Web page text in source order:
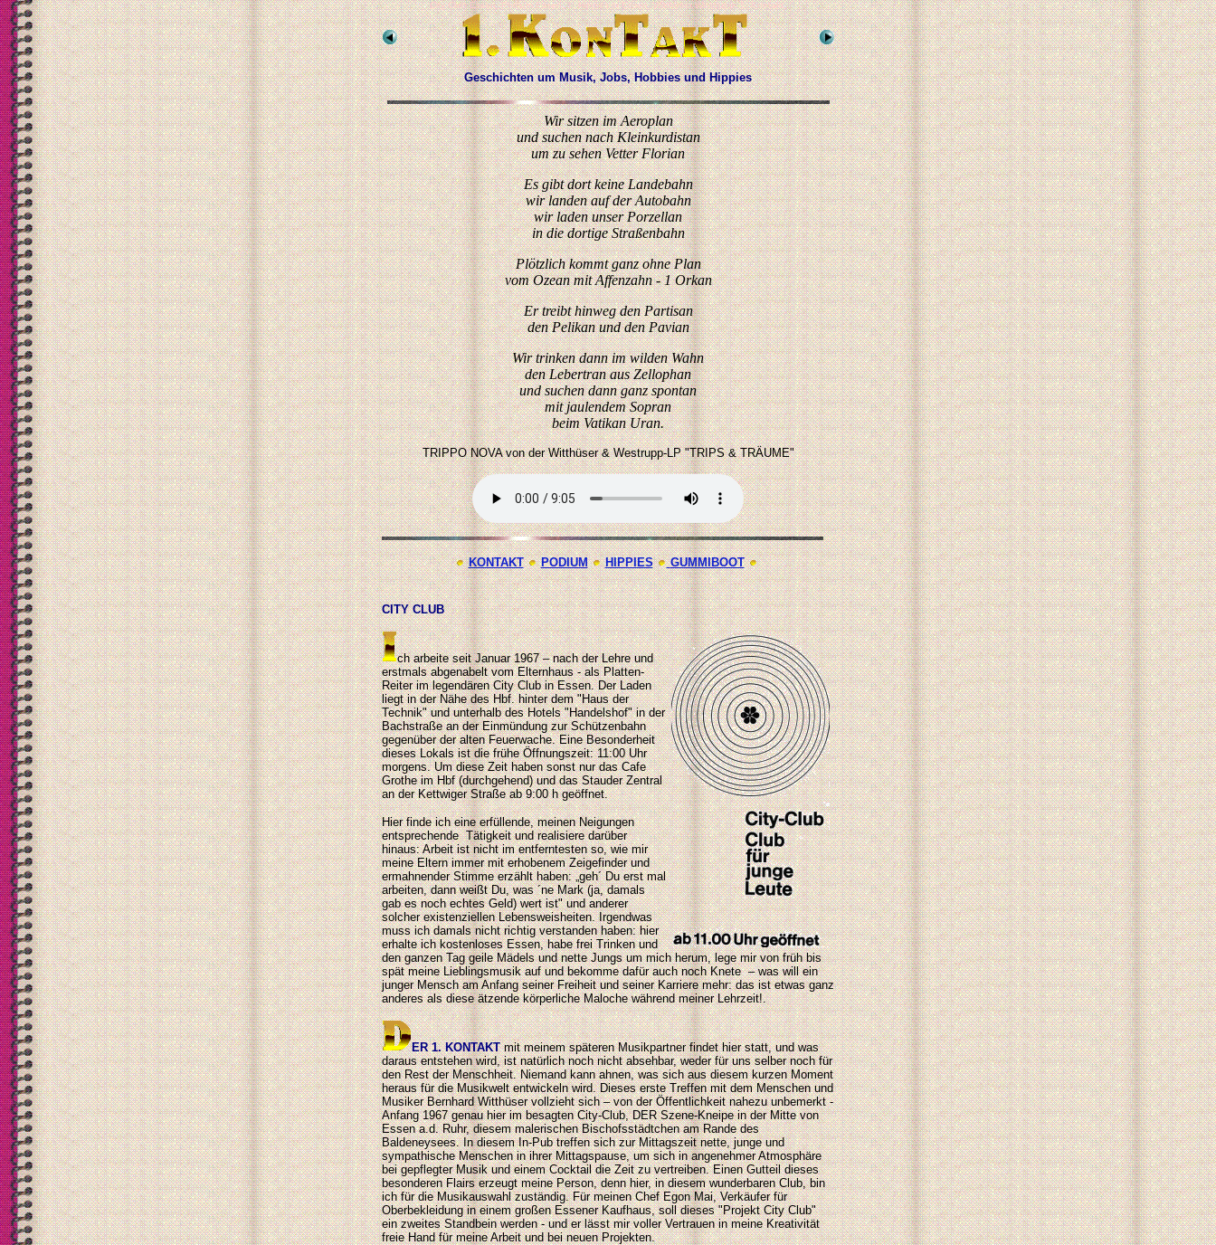
City Club Essen, Podium Essen, 1. Hippies in Essen, Witthüser Westrupp: 1. Kontakt:
Geschichten um Musik, Jobs, Hobbies und Hippies
Wir sitzen im Aeroplan
und suchen nach Kleinkurdistan
um zu sehen Vetter Florian
Es gibt dort keine Landebahn
wir landen auf der Autobahn
wir laden unser Porzellan
in die dortige Straßenbahn
Plötzlich kommt ganz ohne Plan
vom Ozean mit Affenzahn - 1 Orkan
Er treibt hinweg den Partisan
den Pelikan und den Pavian
Wir trinken dann im wilden Wahn
den Lebertran aus Zellophan
und suchen dann ganz spontan
mit jaulendem Sopran
beim Vatikan Uran.
TRIPPO NOVA von der Witthüser & Westrupp-LP "TRIPS & TRÄUME"
KONTAKT PODIUM HIPPIES GUMMIBOOT
CITY CLUB
ch arbeite seit Januar 1967 – nach der Lehre und
erstmals abgenabelt vom Elternhaus - als Platten-
Reiter im legendärenCity Club in Essen. Der Laden
liegt in der Nähe des Hbf. hinter dem "Haus der
Technik" und unterhalb des Hotels "Handelshof" in der
Bachstraße an der Einmündung zur Schützenbahn
gegenüber der alten Feuerwache. Eine Besonderheit
dieses Lokals ist die frühe Öffnungszeit: 11:00 Uhr
morgens. Um diese Zeit haben sonst nur das Cafe
Grothe im Hbf (durchgehend) und das Stauder Zentral
an der Kettwiger Straße ab 9:00 h geöffnet.
Hier finde ich eine erfüllende, meinen Neigungen
entsprechende Tätigkeit und realisiere darüber
hinaus: Arbeit ist nicht im entferntesten so, wie mir
meine Eltern immer mit erhobenem Zeigefinder und
ermahnender Stimme erzählt haben: „geh´ Du erst mal
arbeiten, dann weißt Du, was ´ne Mark (ja, damals
gab es noch echtes Geld) wert ist" und anderer
solcher existenziellen Lebensweisheiten. Irgendwas
muss ich damals nicht richtig verstanden haben: hier
erhalte ich kostenloses Essen, habe frei Trinken und
den ganzen Tag geile Mädels und nette Jungs um mich herum, lege mir von früh bis
spät meine Lieblingsmusik auf und bekomme dafür auch noch Knete – was will ein
junger Mensch am Anfang seiner Freiheit und seiner Karriere mehr: das ist etwas ganz
anderes als diese ätzende körperliche Maloche während meiner Lehrzeit!.
ER 1. KONTAKT mit meinem späteren Musikpartner findet hier statt, und was
daraus entstehen wird,ist natürlich noch nicht absehbar, weder für uns selber noch für
den Rest der Menschheit. Niemand kann ahnen, was sich aus diesem kurzen Moment
heraus für die Musikwelt entwickeln wird. Dieses erste Treffen mit dem Menschen und
Musiker Bernhard Witthüser vollzieht sich – von der Öffentlichkeit nahezu unbemerkt -
Anfang 1967 genau hier im besagten City-Club, DER Szene-Kneipe in der Mitte von
Essen a.d. Ruhr, diesem malerischen Bischofsstädtchen am Rande des
Baldeneysees. In diesem In-Pub treffen sich zur Mittagszeit nette, junge und
sympathische Menschen in ihrer Mittagspause, um sich in angenehmer Atmosphäre
bei gepflegter Musik und einem Cocktail die Zeit zu vertreiben. Einen Gutteil dieses
besonderen Flairs erzeugt meine Person, denn hier, in diesem wunderbaren Club, bin
ich für die Musikauswahl zuständig.Für meinen Chef Egon Mai, Verkäufer für
Oberbekleidung in einem großen Essener Kaufhaus, soll dieses "Projekt City Club"
ein zweites Standbein werden - und er lässt mir voller Vertrauen in meine Kreativität
freie Hand für meine Arbeit und bei neuen Projekten.